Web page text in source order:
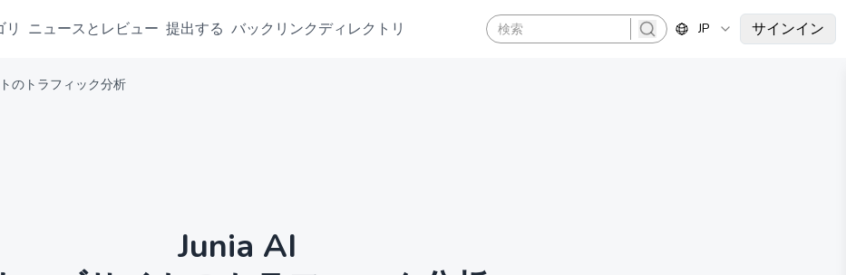
リ ニュースとレビュー 提出する バックリンクディレクトリ
search
JP サインイン
のトラフィック分析
Junia AI